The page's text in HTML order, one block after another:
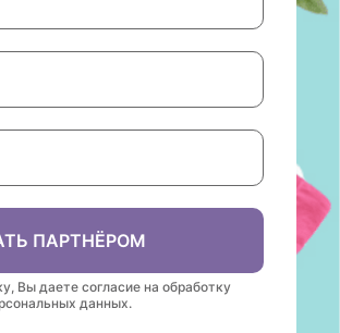
ПАРТНЁРОМ
Вы даете согласие на обработку
данных.